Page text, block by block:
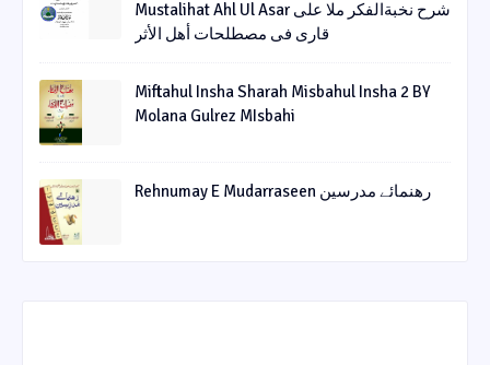
Mustalihat Ahl Ul Asar شرح نخبةالفکر ملا علی
قاری فی مصطلحات أھل الأثر
Miftahul Insha Sharah Misbahul Insha 2 BY
Molana Gulrez MIsbahi
Rehnumay E Mudarraseen رهنمائے مدرسین